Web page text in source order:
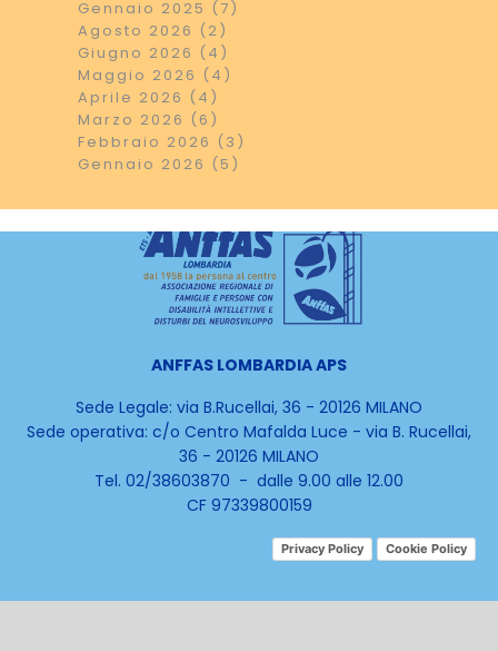
Gennaio 2025 (7)
Agosto 2026 (2)
Giugno 2026 (4)
Maggio 2026 (4)
Aprile 2026 (4)
Marzo 2026 (6)
Febbraio 2026 (3)
Gennaio 2026 (5)
ANFFAS LOMBARDIA APS
Sede Legale: via B.Rucellai, 36 - 20126 MILANO
Sede operativa: c/o Centro Mafalda Luce - via B. Rucellai,
36 - 20126 MILANO
Tel. 02/38603870 - dalle 9.00 alle 12.00
CF 97339800159
Privacy Policy Cookie Policy